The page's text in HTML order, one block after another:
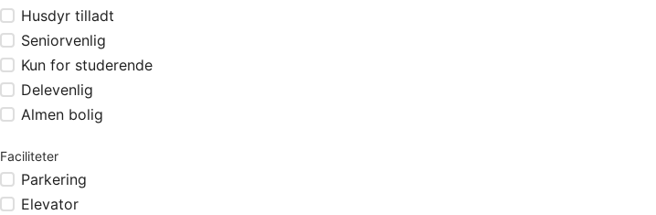
Husdyr tilladt
Seniorvenlig
Kun for studerende
Delevenlig
Almen bolig
Faciliteter
Parkering
Elevator